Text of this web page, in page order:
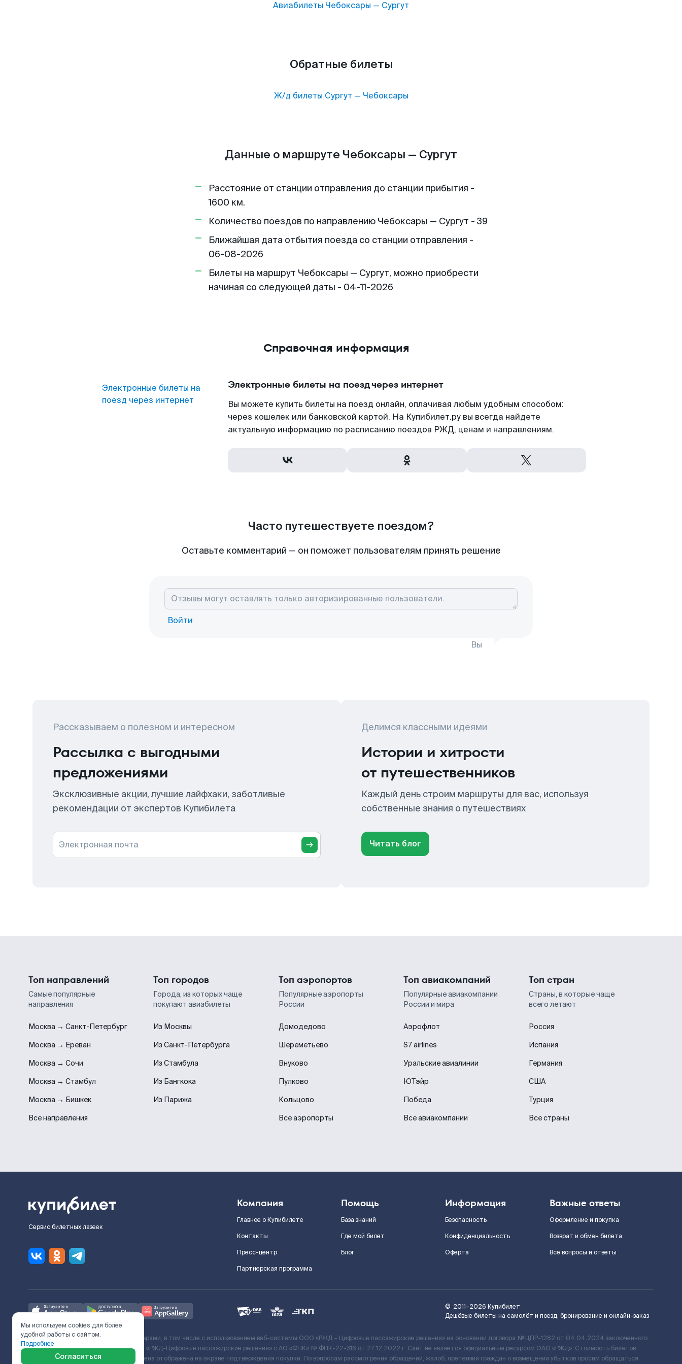
Авиабилеты Чебоксары — Сургут
Обратные билеты
Ж/д билеты Сургут — Чебоксары
Данные о маршруте Чебоксары — Сургут
Расстояние от станции отправления до станции прибытия -
1600 км.
Количество поездов по направлению Чебоксары — Сургут - 39
Ближайшая дата отбытия поезда со станции отправления -
06-08-2026
Билеты на маршрут Чебоксары — Сургут, можно приобрести
начиная со следующей даты - 04-11-2026
Справочная информация
Электронные билеты на
поезд через интернет
Электронные билеты на поезд через интернет
Вы можете купить билеты на поезд онлайн, оплачивая любым удобным способом:
через кошелек или банковской картой. На Купибилет.ру вы всегда найдете
актуальную информацию по расписанию поездов РЖД, ценам и направлениям.
Часто путешествуете поездом?
Оставьте комментарий — он поможет пользователям принять решение
Войти
Вы
Рассказываем о полезном и интересном
Рассылка с выгодными
предложениями
Эксклюзивные акции, лучшие лайфхаки, заботливые
рекомендации от экспертов Купибилета
Электронная почта
Делимся классными идеями
Истории и хитрости
от путешественников
Каждый день строим маршруты для вас, используя
собственные знания о путешествиях
Читать блог
Топ направлений
Самые популярные
направления
Москва → Санкт-Петербург
Москва → Ереван
Москва → Сочи
Москва → Стамбул
Москва → Бишкек
Все направления
Топ городов
Города, из которых чаще
покупают авиабилеты
Из Москвы
Из Санкт-Петербурга
Из Стамбула
Из Бангкока
Из Парижа
Топ аэропортов
Популярные аэропорты
России
Домодедово
Шереметьево
Внуково
Пулково
Кольцово
Все аэропорты
Топ авиакомпаний
Популярные авиакомпании
России и мира
Аэрофлот
S7 airlines
Уральские авиалинии
ЮТэйр
Победа
Все авиакомпании
Топ стран
Страны, в которые чаще
всего летают
Россия
Испания
Германия
США
Турция
Все страны
Сервис билетных лазеек
Компания
Главное о Купибилете
Контакты
Пресс-центр
Партнерская программа
Помощь
База знаний
Где мой билет
Блог
Информация
Безопасность
Конфиденциальность
Оферта
Важные ответы
Оформление и покупка
Возврат и обмен билета
Все вопросы и ответы
© 2011–2026 Купибилет
Дешёвые билеты на самолёт и поезд, бронирование и онлайн-заказ
Ж/Д билеты предоставляются партнёрами, в том числе с использованием веб-системы ООО «РЖД – Цифровые пассажирские решения» на основании договора № ЦПР-1282 от 04.04.2024 заключенного
с Поставщиком услуг и Договора ООО «РЖД-Цифровые пассажирские решения» c АО «ФПК» № ФПК-22-316 от 27.12.2022 г. Сайт не является официальным ресурсом ОАО «РЖД». Стоимость билетов
включает сервисный сбор. Итоговая цена отображена на экране подтверждения покупки. По вопросам рассмотрения обращений, жалоб, претензий граждан о возмещении убытков просим обращаться
Мы используем cookies для более
удобной работы с сайтом.
Подробнее
Согласиться